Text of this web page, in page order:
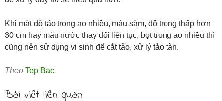
Khi mật độ tảo trong ao nhiều, màu sậm, độ trong thấp hơn
30 cm hay màu nước thay đổi liên tục, bọt trong ao nhiều thì
cũng nên sử dụng vi sinh để cắt tảo, xử lý tảo tàn.
Theo Tep Bac
Bài viết liên quan